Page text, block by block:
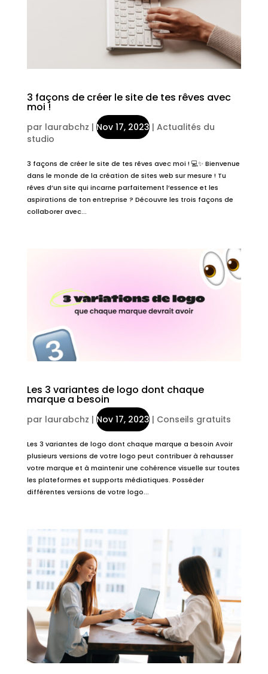
3 façons de créer le site de tes rêves avec
moi !
par laurabchz | Nov 17, 2023| Actualités du
studio
3 façons de créer le site de tes rêves avec moi ! 💻✨ Bienvenue
dans le monde de la création de sites web sur mesure ! Tu
rêves d’un site qui incarne parfaitement l’essence et les
aspirations de ton entreprise ? Découvre les trois façons de
collaborer avec...
Les 3 variantes de logo dont chaque
marque a besoin
par laurabchz | Nov 17, 2023| Conseils gratuits
Les 3 variantes de logo dont chaque marque a besoin Avoir
plusieurs versions de votre logo peut contribuer à rehausser
votre marque et à maintenir une cohérence visuelle sur toutes
les plateformes et supports médiatiques. Posséder
différentes versions de votre logo...